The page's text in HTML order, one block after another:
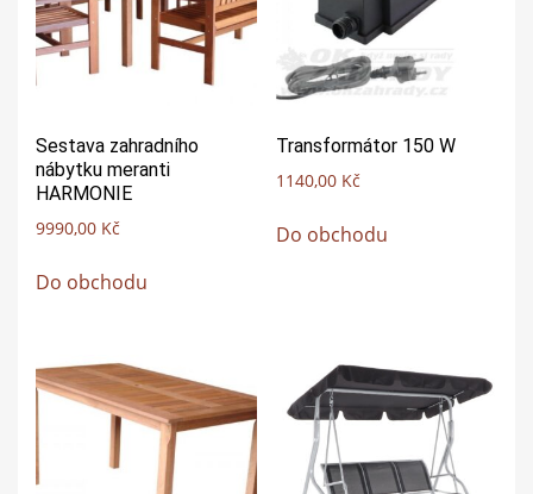
Sestava zahradního
nábytku meranti
HARMONIE
9990,00 Kč
Do obchodu
Transformátor 150 W
1140,00 Kč
Do obchodu